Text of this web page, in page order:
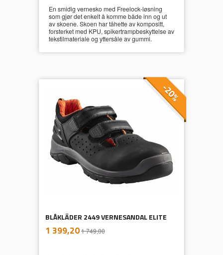
En smidig vernesko med Freelock-løsning
som gjør det enkelt å komme både inn og ut
av skoene. Skoen har tåhette av kompositt,
forsterket med KPU, spikertrampbeskyttelse av
tekstilmateriale og yttersåle av gummi.
BLÅKLÄDER 2449 VERNESANDAL ELITE
Tilbud
1 399,201 749,00
-20%
mva.